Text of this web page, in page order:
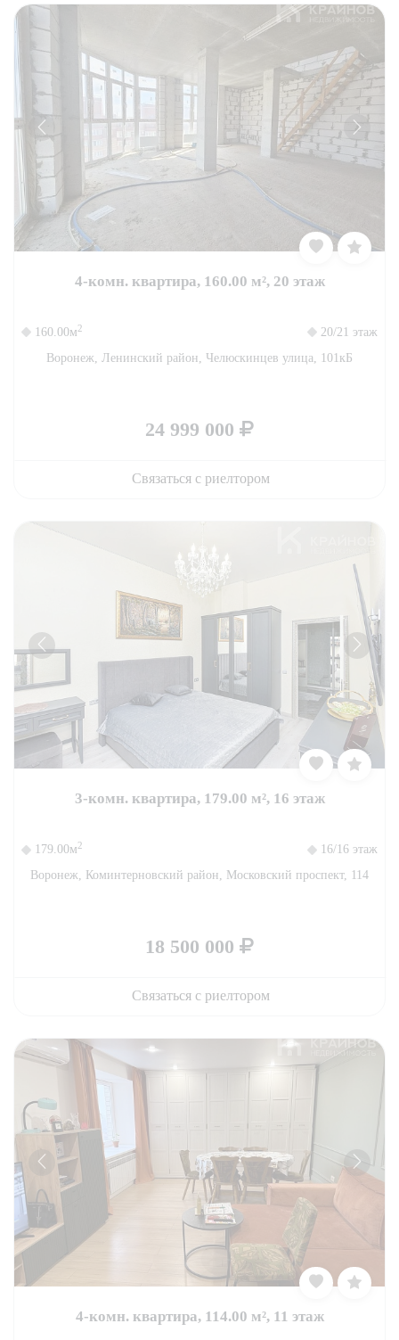
4-комн. квартира, 160.00 м², 20 этаж
160.00м2
20/21 этаж
Воронеж, Ленинский район, Челюскинцев улица, 101кБ
24 999 000
Связаться с риелтором
3-комн. квартира, 179.00 м², 16 этаж
179.00м2
16/16 этаж
Воронеж, Коминтерновский район, Московский проспект, 114
18 500 000
Связаться с риелтором
4-комн. квартира, 114.00 м², 11 этаж